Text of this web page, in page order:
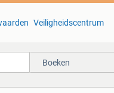
Veiligheidscentrum
Boeken